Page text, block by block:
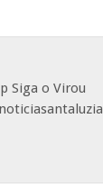
Siga o Virou